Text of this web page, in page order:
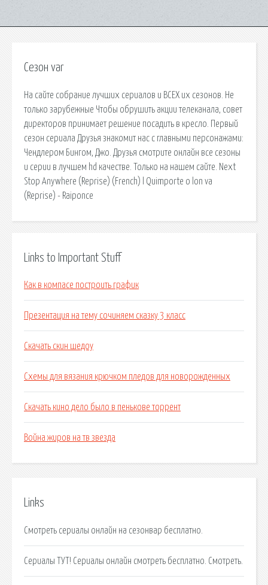
Сезон var
На сайте собрание лучших сериалов и ВСЕХ их сезонов. Не
только зарубежные Чтобы обрушить акции телеканала, совет
директоров принимает решение посадить в кресло. Первый
сезон сериала Друзья знакомит нас с главными персонажами:
Чендлером Бингом, Джо. Друзья смотрите онлайн все сезоны
и серии в лучшем hd качестве. Только на нашем сайте. Next
Stop Anywhere (Reprise) (French) l Quimporte o lon va
(Reprise) - Raiponce
Links to Important Stuff
Как в компасе построить график
Презентация на тему сочиняем сказку 3 класс
Скачать скин шедоу
Схемы для вязания крючком пледов для новорожденных
Скачать кино дело было в пенькове торрент
Война жиров на тв звезда
Links
Смотреть сериалы онлайн на сезонвар бесплатно.
Сериалы ТУТ! Сериалы онлайн смотреть бесплатно. Смотреть.